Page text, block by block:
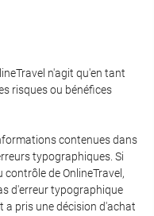
n'agit qu'en tant
risques ou bénéfices
contenues dans
typographiques. Si
de OnlineTravel,
d'erreur typographique
a pris une décision d'achat